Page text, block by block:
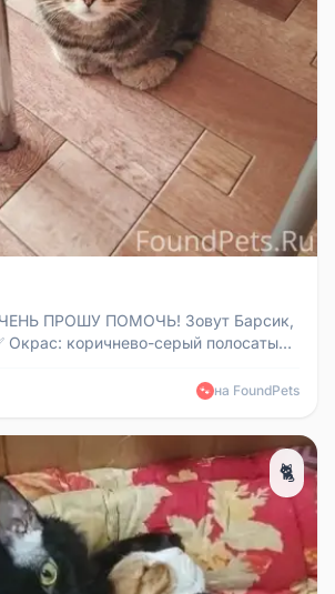
ПРОШУ ПОМОЧЬ! Зовут Барсик,
Окрас: коричнево-серый полосатый
🐾 на FoundPets
🐈